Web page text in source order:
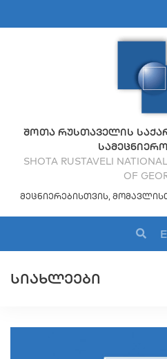
ᲨᲝᲗᲐ ᲠᲣᲡᲗᲐᲕᲔᲚᲘᲡ
SHOTA RUSTAVELI
OF
ᲛᲔᲪᲜᲘᲔᲠᲔᲑᲘᲡᲗᲕᲘᲡ,
ᲡᲘᲐᲮᲚᲔᲔᲑᲘ